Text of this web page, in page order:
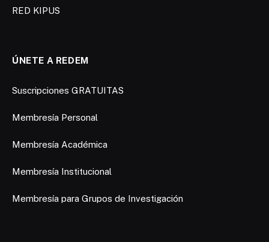
RED KIPUS
ÚNETE A REDEM
Suscripciones GRATUITAS
Membresía Personal
Membresía Académica
Membresía Institucional
Membresía para Grupos de Investigación